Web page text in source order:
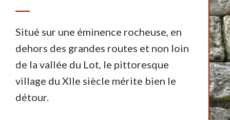
Situé sur une éminence rocheuse, en
dehors des grandes routes et non loin
de la vallée du Lot, le pittoresque
village du XIIe siècle mérite bien le
détour.